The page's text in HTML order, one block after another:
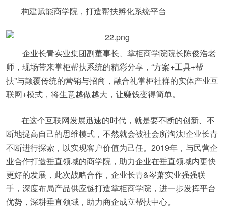
构建赋能商学院，打造帮扶孵化系统平台
企业长青实业集团副董事长、掌柜商学院院长陈俊浩老
师，现场带来掌柜帮扶系统的精彩分享，“方案+工具+帮
扶”与颠覆传统的营销与招商，融合礼掌柜社群的实体产业互
联网+模式，将生意越做越大，让赚钱变得简单。
在这个互联网发展迅速的时代，就是要不断的创新、不
断地提高自己的思维模式，不然就会被社会所淘汰!企业长青
不断进行探索，以实现客户价值为己任。2019年，与民营企
业合作打造垂直领域的商学院，助力企业在垂直领域内更快
更好的发展，此次战略合作，企业长青&岑萧实业强强联
手，深度布局产品供应链打造掌柜商学院，进一步发挥平台
优势，深耕垂直领域，助力商企成立帮扶中心。